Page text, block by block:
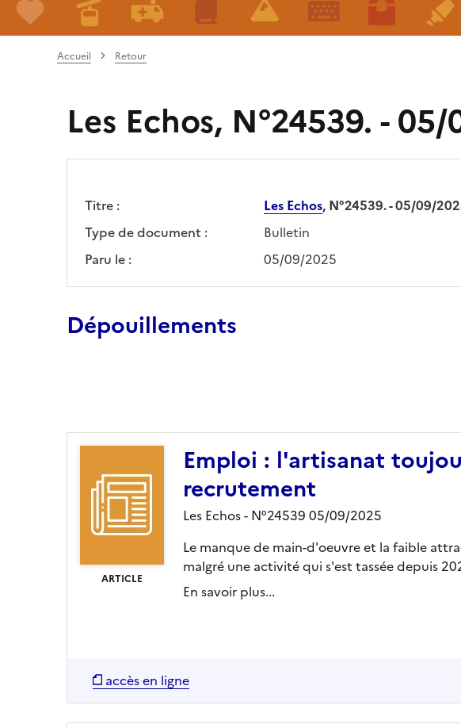
Accueil Retour
Les Echos, N°24539. -
Titre : Les Echos, N°24539. - 05/09/
Type de document :
Bulletin
Paru le :
05/09/2025
Dépouillements
ARTICLE
Emploi : l'artisanat
recrutement
Les Echos - N°24539 05/09/2025
Le manque de main-d'oeuvre et la faible
malgré une activité qui s'est tassée depuis
En savoir plus...
accès en ligne